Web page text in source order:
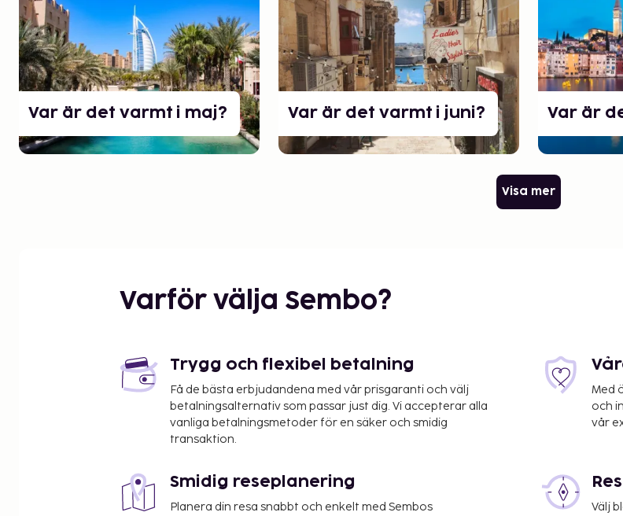
Var är det varmt i maj? Var är det varmt i juni? Var är
Visa mer
Varför välja Sembo?
Trygg och flexibel betalning
Få de bästa erbjudandena med vår prisgaranti och välj
betalningsalternativ som passar just dig. Vi accepterar alla
vanliga betalningsmetoder för en säker och smidig
transaktion.
Med
och
vår
Smidig reseplanering
Planera din resa snabbt och enkelt med Sembos
Välj